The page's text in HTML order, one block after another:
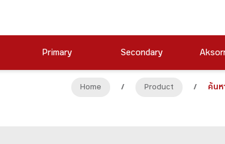
Primary Secondary
Home / Product / ค้นห